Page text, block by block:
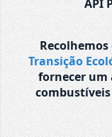
API
Transição
fornecer um